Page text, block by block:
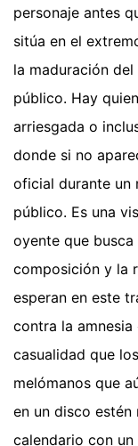
personaje antes
sitúa en el
la maduración
público. Hay
arriesgada o
donde si no
oficial durante un
público. Es una
oyente que
composición y la
esperan en este
contra la
casualidad que
melómanos que
en un disco estén
calendario con